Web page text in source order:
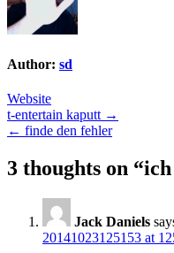
Author: sd
Website
Post
navigation
t-entertain kaputt →
← finde den fehler
3 thoughts on “
Jack Daniels
20141023125153 at